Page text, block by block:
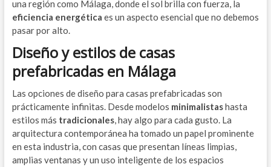
una región como Málaga, donde el sol brilla con fuerza, la
eficiencia energética es un aspecto esencial que no debemos
pasar por alto.
Diseño y estilos de casas
prefabricadas en Málaga
Las opciones de diseño para casas prefabricadas son
prácticamente infinitas. Desde modelos minimalistashasta
estilos más tradicionales, hay algo para cada gusto. La
arquitectura contemporánea ha tomado un papel prominente
en esta industria, con casas que presentan líneas limpias,
amplias ventanas y un uso inteligente de los espacios